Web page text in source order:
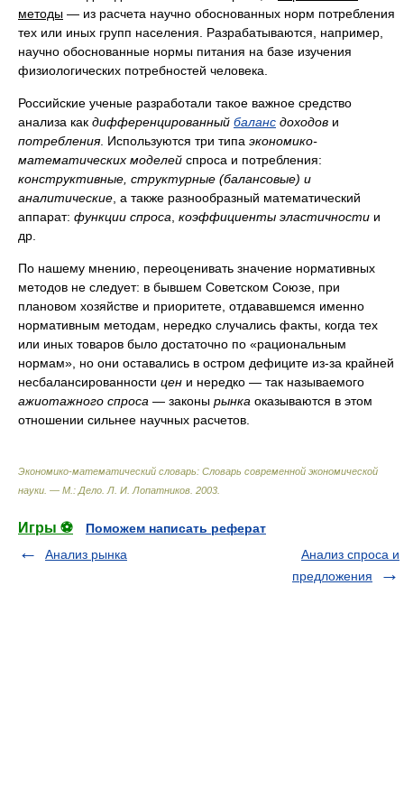
методы — из расчета научно обоснованных норм потребления
тех или иных групп населения. Разрабатываются, например,
научно обоснованные нормы питания на базе изучения
физиологических потребностей человека.
Российские ученые разработали такое важное средство
анализа как дифференцированный баланс доходов и
потребления. Используются три типа экономико-
математических моделей спроса и потребления:
конструктивные, структурные (балансовые) и
аналитические , а также разнообразный математический
аппарат: функции спроса коэффициенты эластичности и
др
По нашему мнению, переоценивать значение нормативных
методов не следует: в бывшем Советском Союзе, при
плановом хозяйстве и приоритете, отдававшемся именно
нормативным методам, нередко случались факты, когда тех
или иных товаров было достаточно по «рациональным
нормам», но они оставались в остром дефиците из-за крайней
несбалансированности цен и нередко — так называемого
ажиотажного спроса — законы рынка оказываются в этом
отношении сильнее научных расчетов.
Экономико-математический словарь: Словарь современной экономической
науки. — М.: Дело Л. И. Лопатников 2003
Игры ⚽
Поможем написать реферат
Анализ рынка
Анализ спроса и
предложения